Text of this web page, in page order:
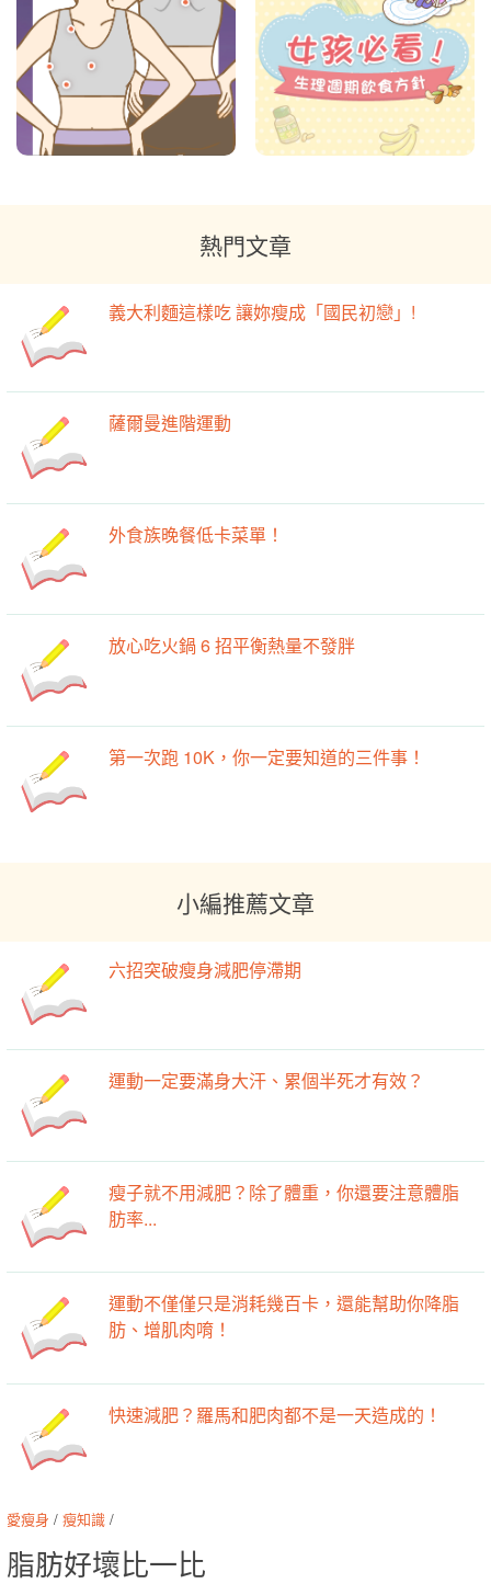
熱門文章
義大利麵這樣吃 讓妳瘦成「國民初戀」!
薩爾曼進階運動
外食族晚餐低卡菜單！
放心吃火鍋 6 招平衡熱量不發胖
第一次跑 10K，你一定要知道的三件事！
小編推薦文章
六招突破瘦身減肥停滯期
運動一定要滿身大汗、累個半死才有效？
瘦子就不用減肥？除了體重，你還要注意體脂
肪率...
運動不僅僅只是消耗幾百卡，還能幫助你降脂
肪、增肌肉唷！
快速減肥？羅馬和肥肉都不是一天造成的！
愛瘦身 / 瘦知識 /
脂肪好壞比一比